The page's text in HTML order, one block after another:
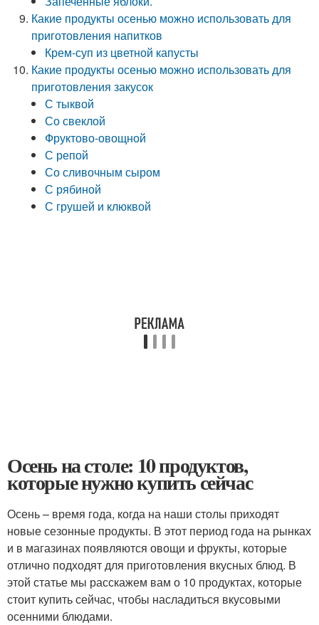
Какие продукты осенью можно использовать для
приготовления напитков
Крем-суп из цветной капусты
Какие продукты осенью можно использовать для
приготовления закусок
С тыквой
Со свеклой
Фруктово-овощной
С репой
Со сливочным сыром
С рябиной
С грушей и клюквой
Осень на столе: 10 продуктов,
которые нужно купить сейчас
Осень – время года, когда на наши столы приходят
новые сезонные продукты. В этот период года на рынках
и в магазинах появляются овощи и фрукты, которые
отлично подходят для приготовления вкусных блюд. В
этой статье мы расскажем вам о 10 продуктах, которые
стоит купить сейчас, чтобы насладиться вкусовыми
осенними блюдами.